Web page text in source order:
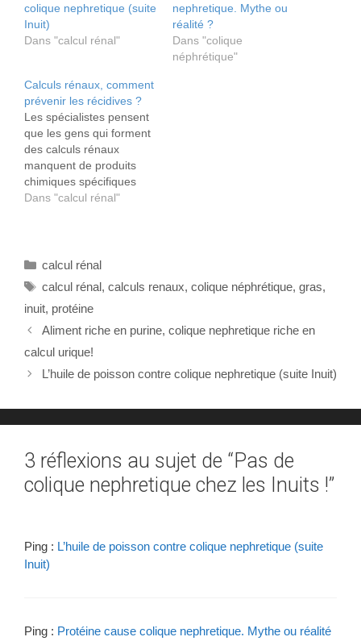
colique nephretique (suite
Inuit)
Dans "calcul rénal"
nephretique. Mythe ou
réalité ?
Dans "colique
néphrétique"
Calculs rénaux, comment
prévenir les récidives ?
Les spécialistes pensent
que les gens qui forment
des calculs rénaux
manquent de produits
chimiques spécifiques
dans l'urine pour les
les mucoproteines
glycosaminoglycane,
pyrophosphate.
Dans "calcul rénal"
Catégories
calcul rénal
Étiquettes
calcul rénal, calculs renaux, colique néphrétique, gras,
inuit, protéine
Aliment riche en purine, colique nephretique riche en
calcul urique!
L’huile de poisson contre colique nephretique (suite Inuit)
3 réflexions au sujet de “Pas de
colique nephretique chez les Inuits !”
Ping : L’huile de poisson contre colique nephretique (suite
Inuit)
Ping : Protéine cause colique nephretique. Mythe ou réalité